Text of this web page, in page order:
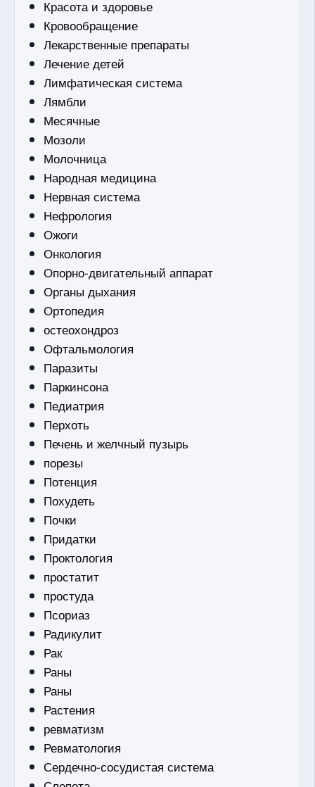
Красота и здоровье
Кровообращение
Лекарственные препараты
Лечение детей
Лимфатическая система
Лямбли
Месячные
Мозоли
Молочница
Народная медицина
Нервная система
Нефрология
Ожоги
Онкология
Опорно-двигательный аппарат
Органы дыхания
Ортопедия
остеохондроз
Офтальмология
Паразиты
Паркинсона
Педиатрия
Перхоть
Печень и желчный пузырь
порезы
Потенция
Похудеть
Почки
Придатки
Проктология
простатит
простуда
Псориаз
Радикулит
Рак
Раны
Раны
Растения
ревматизм
Ревматология
Сердечно-сосудистая система